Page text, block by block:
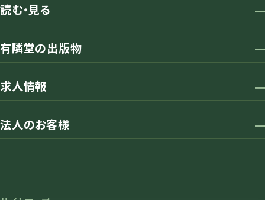
読む・見る
有隣堂の出版物
求人情報
法人のお客様